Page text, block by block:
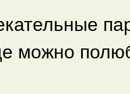
можно